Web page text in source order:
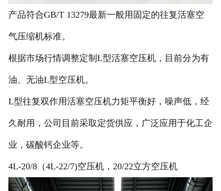
产品符合GB/T 13279最新一般用固定的往复活塞空
气压缩机标准。
根据市场行情调整定制L型活塞空压机，目前分为有
油、无油L型空压机。
L型往复双作用活塞空压机力矩平衡好，噪声低，经
久耐用，公司目前采取定货供应，广泛应用于化工企
业，碳酸钙企业等。
4L-20/8（4L-22/7)空压机，20/22立方空压机